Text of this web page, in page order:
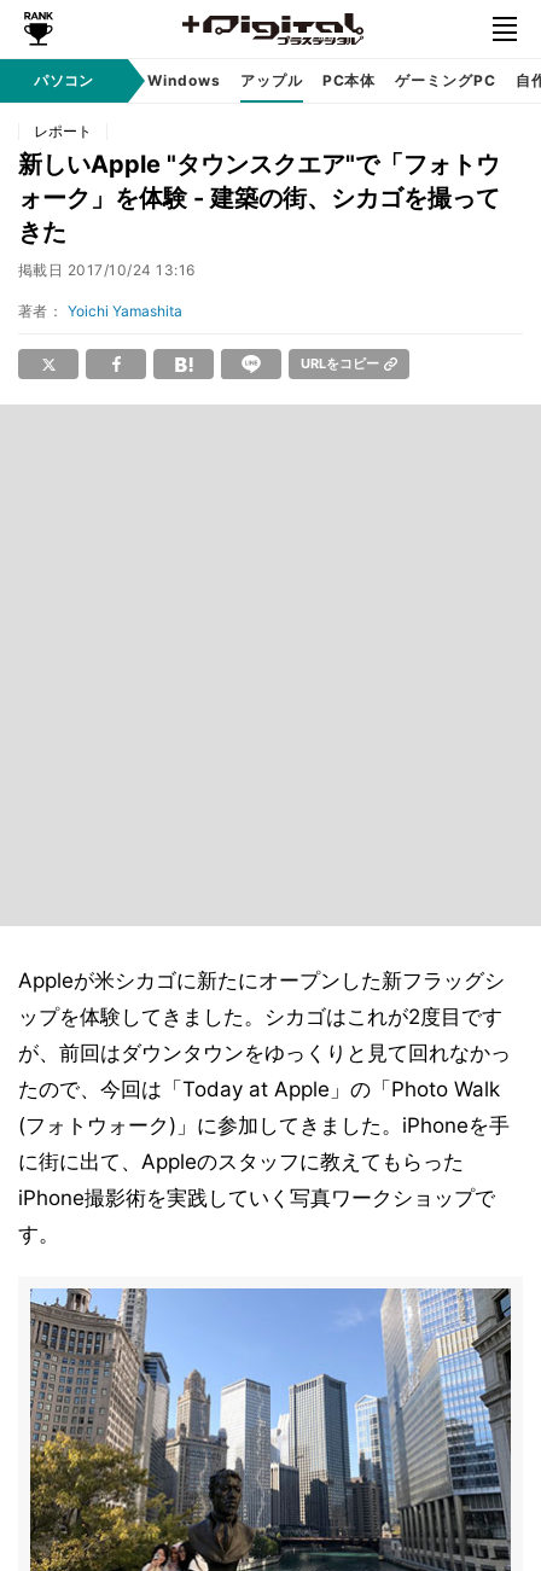
パソコン Windows アップル PC本体 ゲーミングPC 自
レポート
新しいApple "タウンスクエア"で「フォトウ
ォーク」を体験 - 建築の街、シカゴを撮って
きた
掲載日 2017/10/24 13:16
著者： Yoichi Yamashita
URLをコピー
Appleが米シカゴに新たにオープンした新フラッグシ
ップを体験してきました。シカゴはこれが2度目です
が、前回はダウンタウンをゆっくりと見て回れなかっ
たので、今回は「Today at Apple」の「Photo Walk
(フォトウォーク)」に参加してきました。iPhoneを手
に街に出て、Appleのスタッフに教えてもらった
iPhone撮影術を実践していく写真ワークショップで
す。